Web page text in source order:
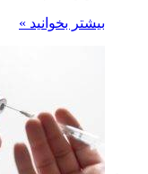
بیشتر بخوانید »